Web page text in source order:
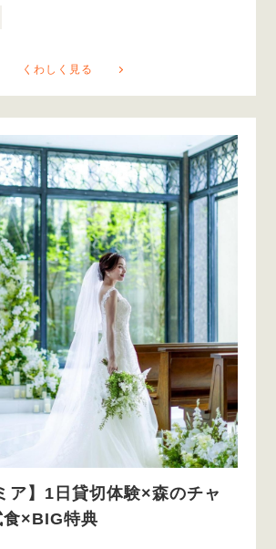
くわしく見る
ア】1日貸切体験×森のチャ
×BIG特典